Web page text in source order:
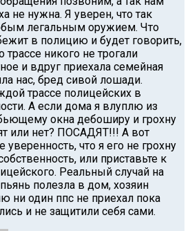
не нужна. Я уверен, что так
легальным оружием. Что
в полицию и будет говорить,
трассе никого не трогали
и вдруг приехала семейная
нас, бред сивой лошади.
трассе полицейских в
А если дома я влуплю из
окна дебоширу и грохну
или нет? ПОСАДЯТ!!! А вот
уверенность, что я его не грохну
или приставьте к
Реальный случай на
полезла в дом, хозяин
ни один ппс не приехал пока
и не защитили себя сами.